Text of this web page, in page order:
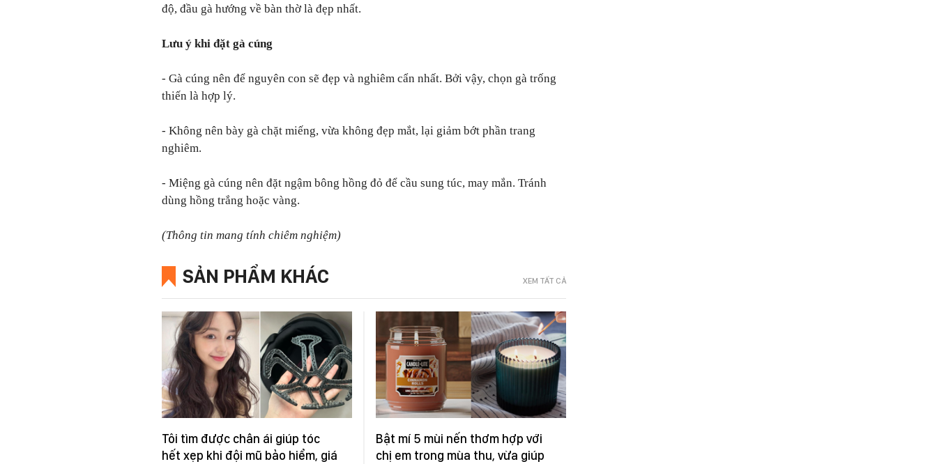
độ, đầu gà hướng về bàn thờ là đẹp nhất.
Lưu ý khi đặt gà cúng
- Gà cúng nên để nguyên con sẽ đẹp và nghiêm cẩn nhất. Bởi vậy, chọn gà trống
thiến là hợp lý.
- Không nên bày gà chặt miếng, vừa không đẹp mắt, lại giảm bớt phần trang
nghiêm.
- Miệng gà cúng nên đặt ngậm bông hồng đỏ để cầu sung túc, may mắn. Tránh
dùng hồng trắng hoặc vàng.
(Thông tin mang tính chiêm nghiệm)
SẢN PHẨM KHÁC XEM TẤT CẢ
Tôi tìm được chân ái giúp tóc
hết xẹp khi đội mũ bảo hiểm, giá
Bật mí 5 mùi nến thơm hợp với
chị em trong mùa thu, vừa giúp